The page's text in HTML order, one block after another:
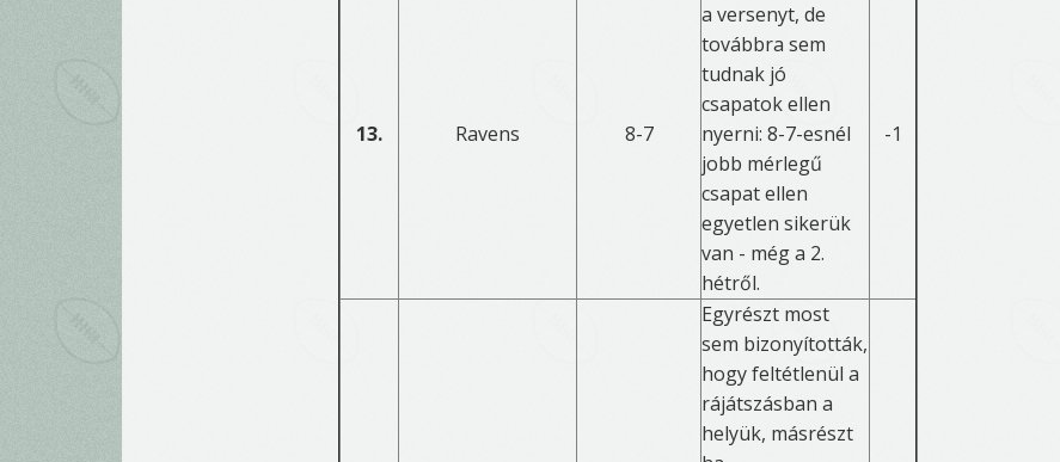
13. Ravens 8-7
a versenyt, de
továbbra sem
tudnak jó
csapatok ellen
nyerni: 8-7-esnél
jobb mérlegű
csapat ellen
egyetlen sikerük
van - még a 2.
hétről.
-1
Egyrészt most
sem bizonyították,
hogy feltétlenül a
rájátszásban a
helyük, másrészt